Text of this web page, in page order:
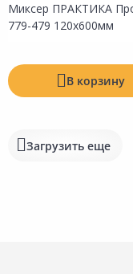
Миксер ПРАКТИКА
779-479 120х600мм
В корзину
Загрузить еще